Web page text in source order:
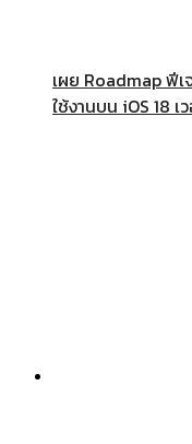
เผย Roadmap ฟี
ใช้งานบน iOS 18 เ